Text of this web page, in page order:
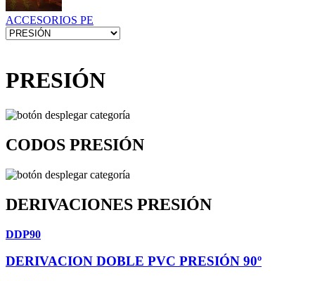
ACCESORIOS PE
PRESIÓN
CODOS PRESIÓN
DERIVACIONES PRESIÓN
DDP90
DERIVACION DOBLE PVC PRESIÓN 90º